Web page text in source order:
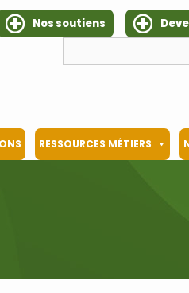
Nos soutiens
RESSOURCES MÉTIERS